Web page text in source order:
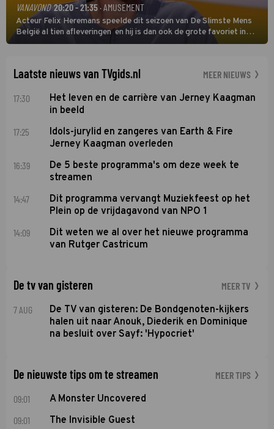
VANAVOND 20:20 - 21:35· AMUSEMENT
Acteur Felix Heremans speelde dit seizoen van De Slimste Mens
België al tien afleveringen en hij is dan ook de grote favoriet in
deze seizoensfinale. En er is Nederlandse inbreng, want komiek
Laatste nieuws van TVgids.nl MEER NIEUWS
17:30
Het leven en de carrière van Jerney Kaagman
in beeld
17:25
Idols-jurylid en zangeres van Earth & Fire
Jerney Kaagman overleden
16:39
De 5 beste programma's om deze week te
streamen
14:47
Dit programma vervangt Muziekfeest op het
Plein op de vrijdagavond van NPO 1
14:09
Dit weten we al over het nieuwe programma
van Rutger Castricum
De tv van gisteren MEER TV
7 AUG
De TV van gisteren: De Bondgenoten-kijkers
halen uit naar Anouk, Diederik en Dominique
na besluit over Sayf: 'Hypocriet'
De nieuwste tips om te streamen MEER TIPS
09:01 A Monster Uncovered
09:01 The Invisible Guest